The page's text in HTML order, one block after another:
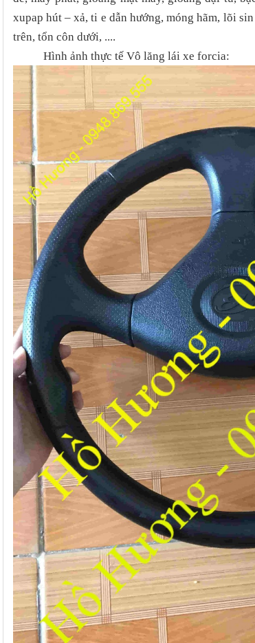
xupap hút – xả, ti e dẫn hướng, móng hãm, lõi
trên, tổn côn dưới, ....
Hình ảnh thực tế Vô lăng lái xe forcia: